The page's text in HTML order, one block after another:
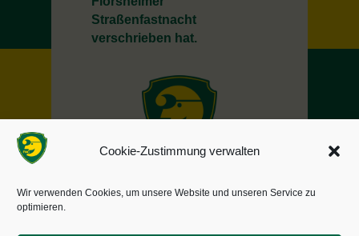
Cookie-Zustimmung verwalten
Wir verwenden Cookies, um unsere Website und unseren Service zu
optimieren.
Straßenfastnacht
verschrieben hat.
Kontakt